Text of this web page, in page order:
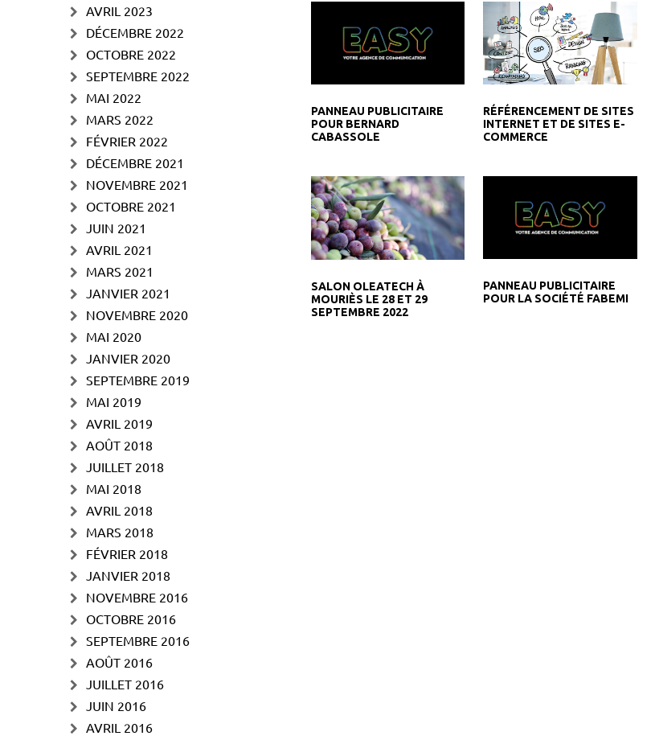
PANNEAU PUBLICITAIRE
POUR BERNARD
CABASSOLE
RÉFÉRENCEMENT DE SITES
INTERNET ET DE SITES E-
COMMERCE
SALON OLEATECH À
MOURIÈS LE 28 ET 29
SEPTEMBRE 2022
PANNEAU PUBLICITAIRE
POUR LA SOCIÉTÉ FABEMI
AVRIL 2023
DÉCEMBRE 2022
OCTOBRE 2022
SEPTEMBRE 2022
MAI 2022
MARS 2022
FÉVRIER 2022
DÉCEMBRE 2021
NOVEMBRE 2021
OCTOBRE 2021
JUIN 2021
AVRIL 2021
MARS 2021
JANVIER 2021
NOVEMBRE 2020
MAI 2020
JANVIER 2020
SEPTEMBRE 2019
MAI 2019
AVRIL 2019
AOÛT 2018
JUILLET 2018
MAI 2018
AVRIL 2018
MARS 2018
FÉVRIER 2018
JANVIER 2018
NOVEMBRE 2016
OCTOBRE 2016
SEPTEMBRE 2016
AOÛT 2016
JUILLET 2016
JUIN 2016
AVRIL 2016